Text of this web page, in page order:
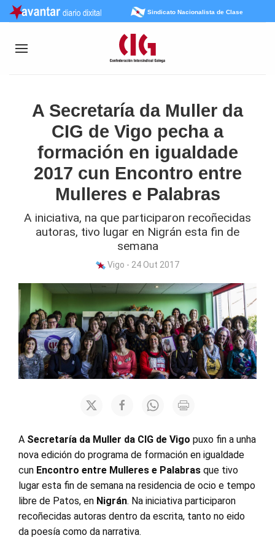
Sindicato Nacionalista de Clase
A Secretaría da Muller da
CIG de Vigo pecha a
formación en igualdade
2017 cun Encontro entre
Mulleres e Palabras
A iniciativa, na que participaron recoñecidas
autoras, tivo lugar en Nigrán esta fin de
semana
Vigo - 24 Out 2017
A Secretaría da Muller da CIG de Vigo puxo fin a unha
nova edición do programa de formación en igualdade
cun Encontro entre Mulleres e Palabras que tivo
lugar esta fin de semana na residencia de ocio e tempo
libre de Patos, en Nigrán. Na iniciativa participaron
recoñecidas autoras dentro da escrita, tanto no eido
da poesía como da narrativa.